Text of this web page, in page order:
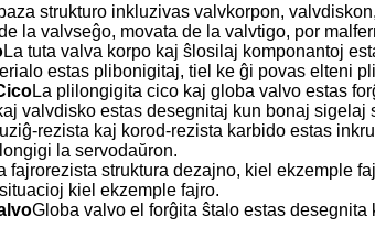
strukturo inkluzivas valvkorpon,
la valvseĝo, movata de la valvtigo, por
La tuta valva korpo kaj ŝlosilaj komponantoj
estas plibonigitaj, tiel ke ĝi povas elteni
La plilongigita cico kaj globa valvo estas
valvdisko estas desegnitaj kun bonaj
rezista kaj korod-rezista karbido estas
la servodaŭron.
fajrorezista struktura dezajno, kiel ekzemple
kiel ekzemple fajro.
Globa valvo el forĝita ŝtalo estas